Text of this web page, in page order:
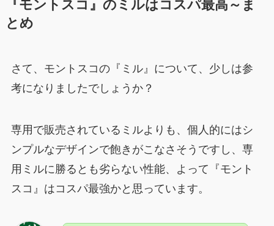
『モントスコ』のミルはコスパ最高～ま
とめ
さて、モントスコの『ミル』について、少しは参
考になりましたでしょうか？
専用で販売されているミルよりも、個人的にはシ
ンプルなデザインで飽きがこなさそうですし、専
用ミルに勝るとも劣らない性能、よって『モント
スコ』はコスパ最強かと思っています。